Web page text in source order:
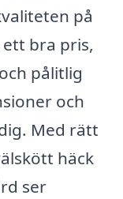
på
bra pris,
pålitlig
och
Med rätt
häck
ser